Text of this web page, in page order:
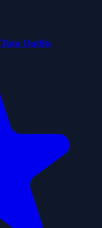
Outfits